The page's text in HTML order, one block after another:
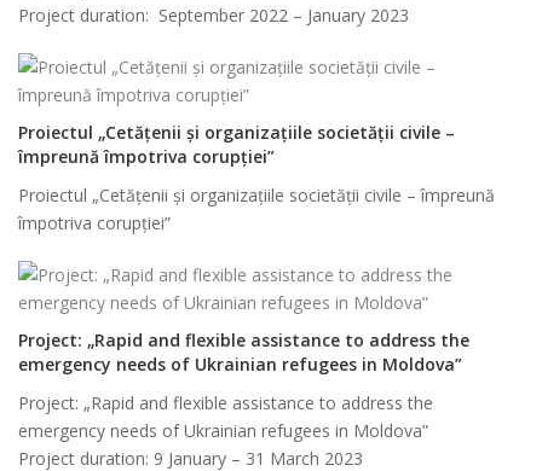
Project duration: September 2022 – January 2023
Proiectul „Cetățenii și organizațiile societății civile –
împreună împotriva corupției”
Proiectul „Cetățenii și organizațiile societății civile – împreună
împotriva corupției”
Project: „Rapid and flexible assistance to address the
emergency needs of Ukrainian refugees in Moldova”
Project: „Rapid and flexible assistance to address the
emergency needs of Ukrainian refugees in Moldova”
Project duration: 9 January – 31 March 2023